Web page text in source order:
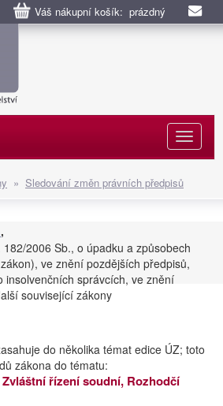
Váš nákupní košík: prázdný
» Sledování změn právních předpisů
,
2006 Sb., o úpadku a způsobech
ve znění pozdějších předpisů,
insolvenčních správcích, ve znění
související zákony
do několika témat edice ÚZ; toto
zákona do tématu:
řízení soudní, Rozhodčí